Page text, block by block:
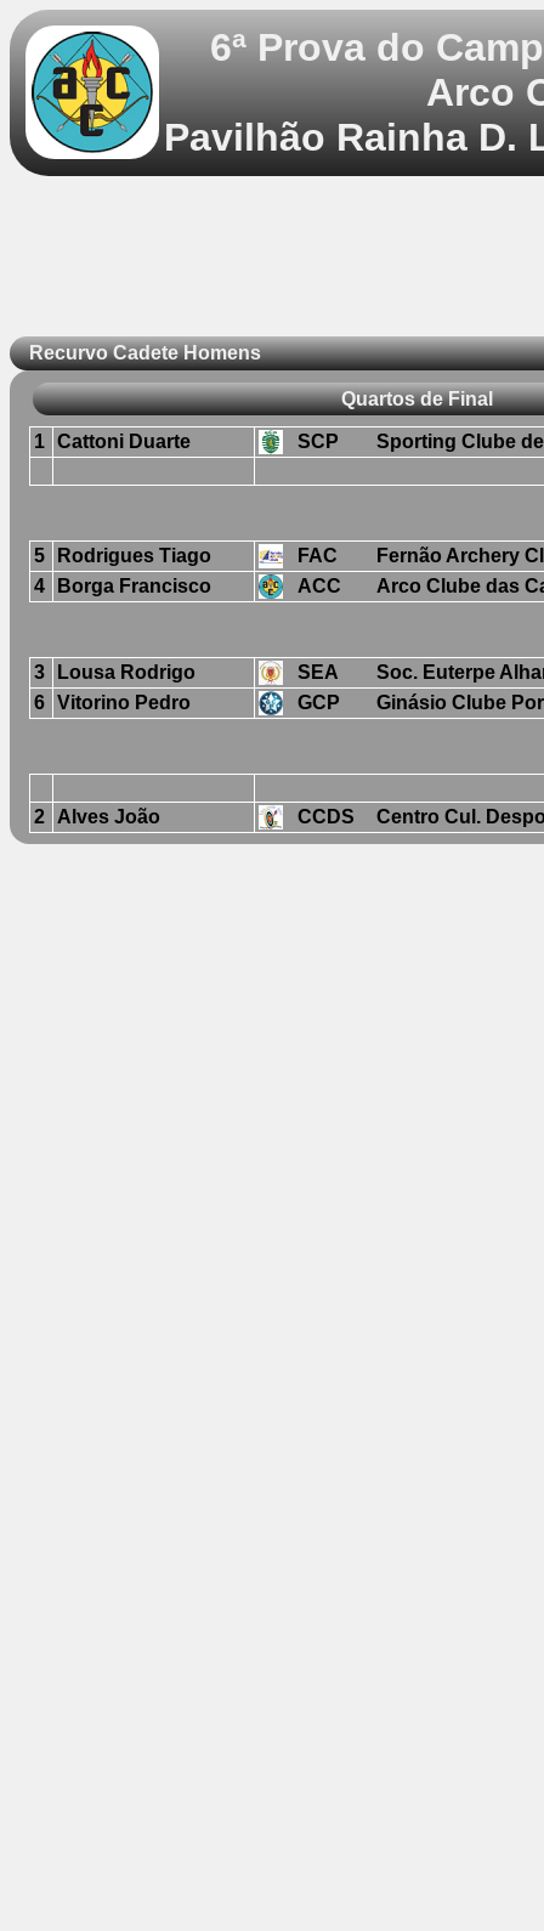
6ª Prova do
Arco
Pavilhão Rainha D.
Recurvo Cadete Homens
Quartos de Final
1 Cattoni Duarte SCP Sporting Clube
5 Rodrigues Tiago FAC
Fernão Archery
4
Borga Francisco ACC Arco Clube das
3 Lousa Rodrigo SEA
Soc. Euterpe
6 Vitorino Pedro GCP Ginásio Clube
2 Alves João CCDS Centro Cul.